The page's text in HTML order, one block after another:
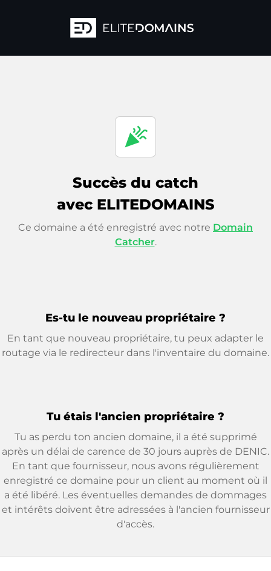
celebration
Succès du catch
avec ELITEDOMAINS
Ce domaine a été enregistré avec notre Domain
Catcher.
Es-tu le nouveau propriétaire ?
En tant que nouveau propriétaire, tu peux adapter le
routage via le redirecteur dans l'inventaire du domaine.
Tu étais l'ancien propriétaire ?
Tu as perdu ton ancien domaine, il a été supprimé
après un délai de carence de 30 jours auprès de DENIC.
En tant que fournisseur, nous avons régulièrement
enregistré ce domaine pour un client au moment où il
a été libéré. Les éventuelles demandes de dommages
et intérêts doivent être adressées à l'ancien fournisseur
d'accès.